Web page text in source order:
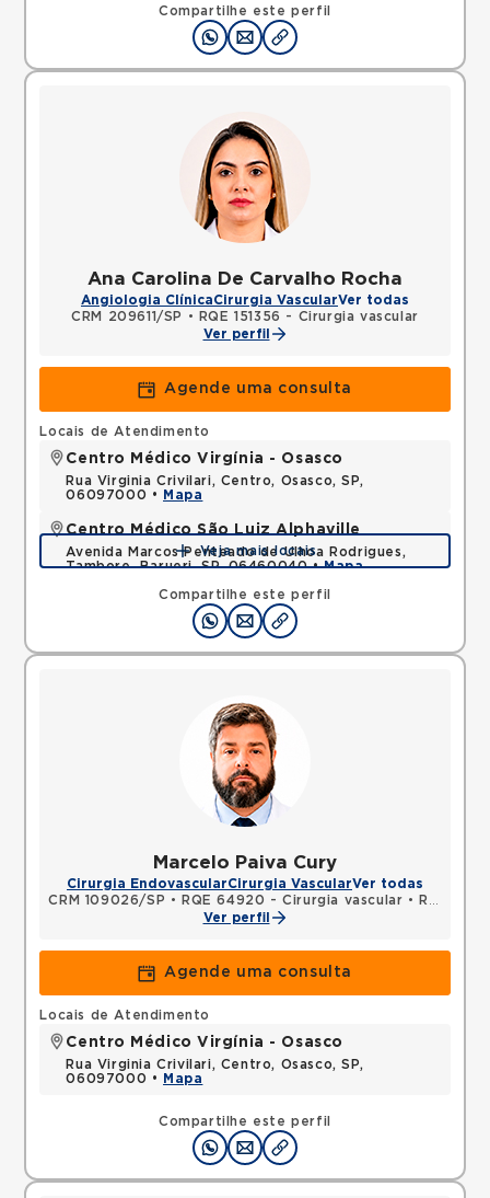
Compartilhe este perfil
Ana Carolina De Carvalho Rocha
Angiologia ClínicaCirurgia VascularVer todas
CRM 209611/SP
•
RQE 151356 - Cirurgia vascular
Ver perfil
Agende uma consulta
Compartilhe este perfil
Locais de Atendimento
Centro Médico Virgínia - Osasco
Rua Virginia Crivilari, Centro, Osasco, SP,
06097000 •
Mapa
Centro Médico São Luiz Alphaville
Avenida Marcos Penteado de Ulhoa Rodrigues,
Tambore, Barueri, SP, 06460040 •Mapa
Veja mais locais
Marcelo Paiva Cury
Cirurgia EndovascularCirurgia VascularVer todas
CRM 109026/SP • RQE 64920 - Cirurgia vascular •
RQE 129515 - Cirurgia geral
Ver perfil
Agende uma consulta
Compartilhe este perfil
Locais de Atendimento
Centro Médico Virgínia - Osasco
Rua Virginia Crivilari, Centro, Osasco, SP,
06097000 •
Mapa